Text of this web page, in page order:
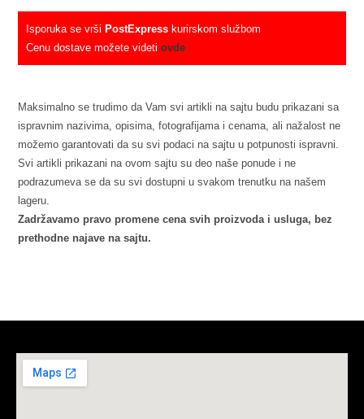
Isporuka se vršiPostExpress kurirskom službom
Cenu dostave možete videtiovde
Maksimalno se trudimo da Vam svi artikli na sajtu budu prikazani sa
ispravnim nazivima, opisima, fotografijama i cenama, ali nažalost ne
možemo garantovati da su svi podaci na sajtu u potpunosti ispravni.
Svi artikli prikazani na ovom sajtu su deo naše ponude i ne
podrazumeva se da su svi dostupni u svakom trenutku na našem
lageru.
Zadržavamo pravo promene cena svih proizvoda i usluga, bez
prethodne najave na sajtu.